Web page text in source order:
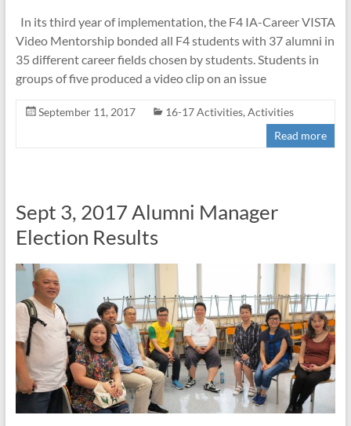
In its third year of implementation, the F4 IA-Career VISTA
Video Mentorship bonded all F4 students with 37 alumni in
35 different career fields chosen by students. Students in
groups of five produced a video clip on an issue
September 11, 2017 16-17 Activities, Activities
Read more
Sept 3, 2017 Alumni Manager
Election Results